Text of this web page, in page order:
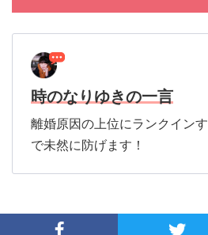
時のなりゆきの一言
離婚原因の上位にランクイン
で未然に防げます！